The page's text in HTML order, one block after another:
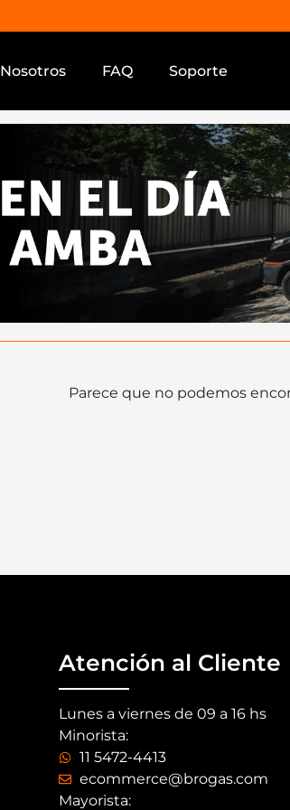
Nosotros FAQ Soporte
Parece que no podemos
Atención al Cliente
Lunes a viernes de 09 a 16 hs
Minorista:
11 5472-4413
ecommerce@brogas.com
Mayorista: